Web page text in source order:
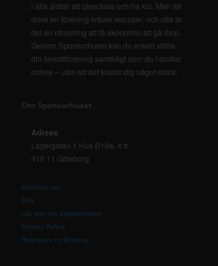
i alla åldrar att utvecklas och ha kul. Men att
driva en förening kräver resurser, och ofta är
det en utmaning att få ekonomin att gå ihop.
Genom Sponsorhuset kan du enkelt stötta
din favoritförening samtidigt som du handlar
online – utan att det kostar dig något extra!
Om Sponsorhuset
Adress:
Lagergatan 1 Hus B19a, 4 tr
415 11 Göteborg
Kontakta oss
FAQ
Läs mer om Sponsorhuset
Privacy Policy
Registrera ny förening